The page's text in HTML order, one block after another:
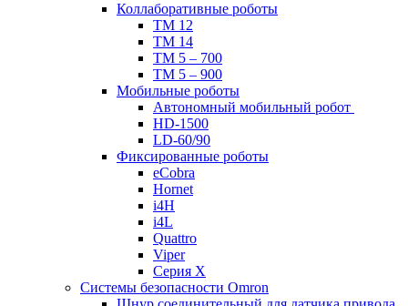
Коллаборативные роботы
TM 12
TM 14
TM 5 – 700
TM 5 – 900
Мобильные роботы
Автономный мобильный робот
HD-1500
LD-60/90
Фиксированные роботы
eCobra
Hornet
i4H
i4L
Quattro
Viper
Серия X
Системы безопасности Omron